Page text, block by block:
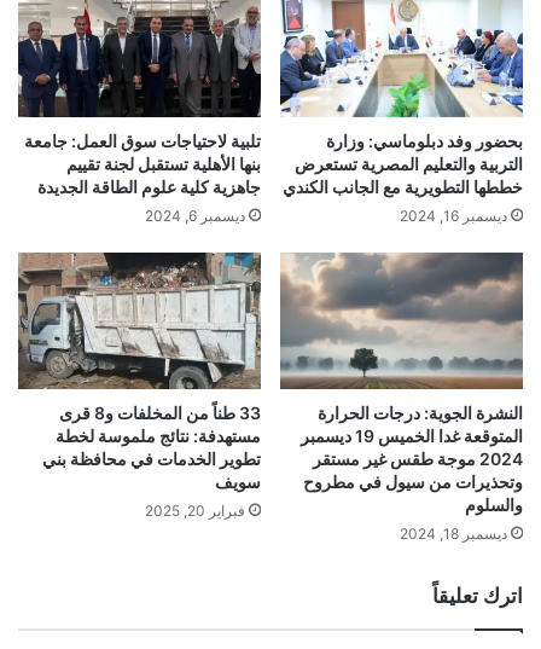
بحضور وفد دبلوماسي: وزارة
التربية والتعليم المصرية تستعرض
خططها التطويرية مع الجانب الكندي
ديسمبر 16, 2024
تلبية لاحتياجات سوق العمل: جامعة
بنها الأهلية تستقبل لجنة تقييم
جاهزية كلية علوم الطاقة الجديدة
ديسمبر 6, 2024
النشرة الجوية: درجات الحرارة
المتوقعة غدا الخميس 19 ديسمبر
2024 موجة طقس غير مستقر
وتحذيرات من سيول في مطروح
والسلوم
ديسمبر 18, 2024
33 طناً من المخلفات و8 قرى
مستهدفة: نتائج ملموسة لخطة
تطوير الخدمات في محافظة بني
سويف
فبراير 20, 2025
اترك تعليقاً